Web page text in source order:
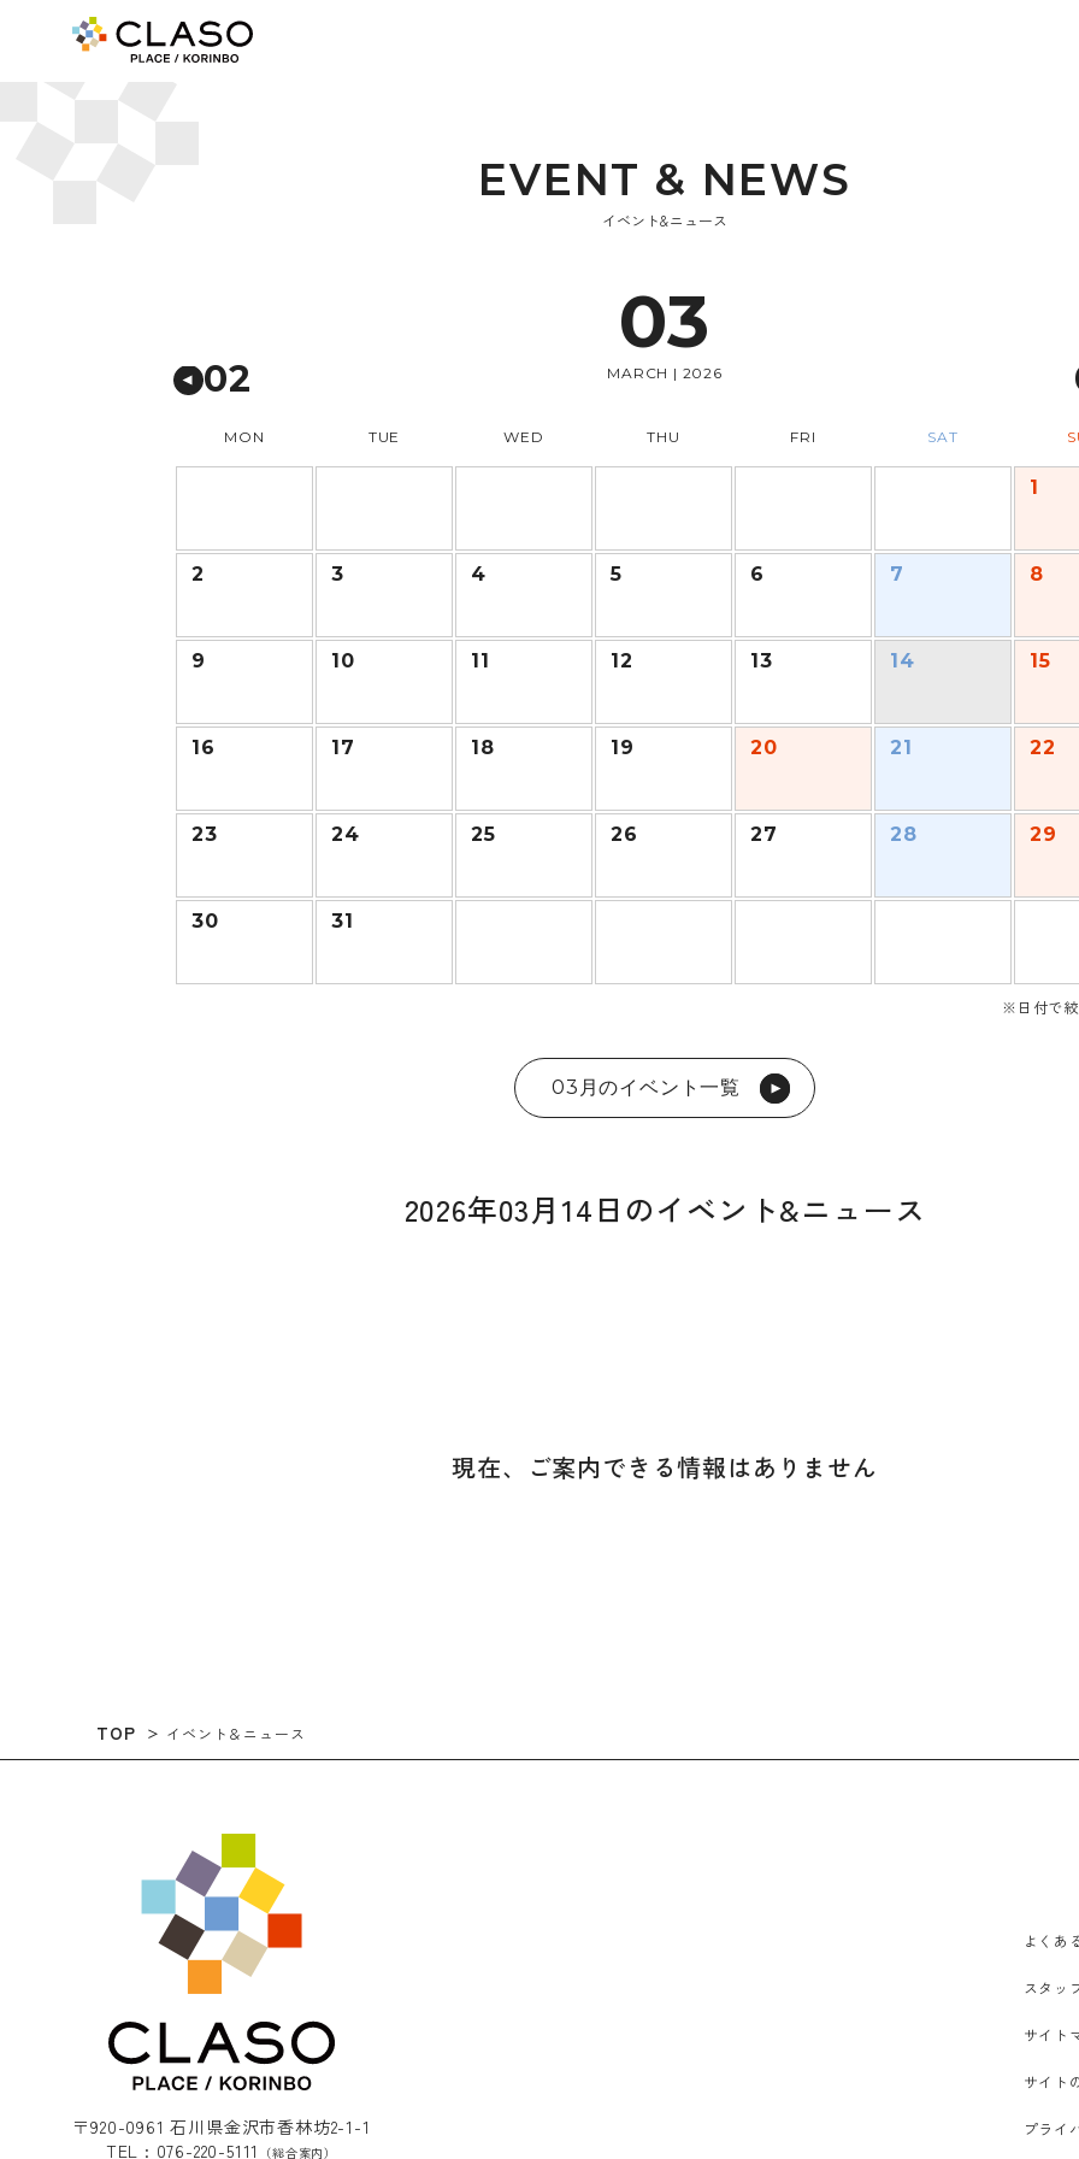
EVENT & NEWS
イベント&ニュース
03
MARCH | 2026
02
MON TUE WED THU FRI SAT
1
2 3 4 5 6 7 8
9 10 11 12 13 14 15
16 17 18 19 20 21 22
23 24 25 26 27 28 29
30 31
※日付で
03月のイベント一覧
2026年03月14日のイベント&ニュース
現在、ご案内できる情報はありません
TOP イベント＆ニュース
〒920-0961 石川県金沢市香林坊2-1-1
TEL : 076-220-5111
（総合案内）
よくあ
スタッ
サイト
サイト
プライ